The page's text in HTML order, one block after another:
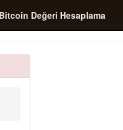
Bitcoin Değeri Hesaplama